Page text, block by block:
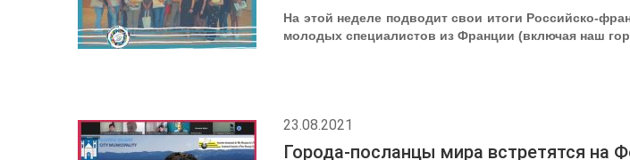
На этой неделе подводит свои итоги Российско-
молодых специалистов из Франции (включая наш
23.08.2021
Города-посланцы мира встретятся на